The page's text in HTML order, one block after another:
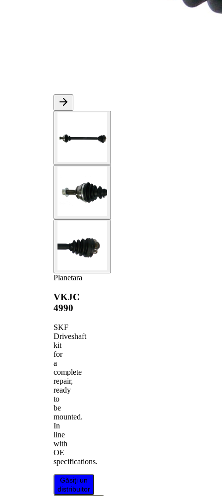
Planetara
VKJC
4990
SKF
Driveshaft
kit
for
a
complete
repair,
ready
to
be
mounted.
In
line
with
OE
specifications.
Găsiți un
distribuitor